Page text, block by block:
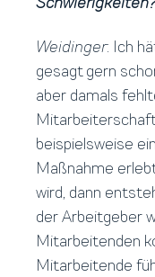
Weidinger: Ich
gesagt gern
aber damals
beispielsweise
Maßnahme
wird, dann
der Arbeitgeber
Mitarbeitenden
Mitarbeitende